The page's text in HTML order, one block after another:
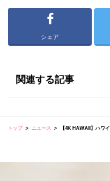
シェア
関連する記事
トップ ニュース 【4K HAWAII】ハワ